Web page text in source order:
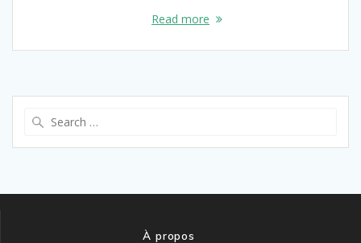
Read more
À propos